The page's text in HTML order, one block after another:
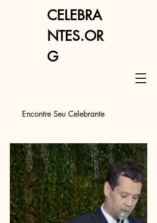
Encontre Seu Celebrante
CELEBRA
NTES.OR
G